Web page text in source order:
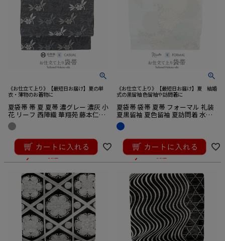
《お仕立て上り》【最短日お届け】夏の単
衣・薄物のお着物に
夏袋帯 帯 夏 夏帯 濃グレー 濃灰 小
花 リーフ 西陣織 華翔苑 藤本仁織
物 仕立て上がり 正絹 袋帯 未使用
新品
39,600のところ
35,640税込
《お仕立て上り》【最短日お届け】夏 結婚
式の黒留袖 色留袖や訪問着に
夏袋帯 袋帯 夏帯 フォーマル 礼装
夏黒留袖 夏色留袖 夏訪問着 水色
白 菊 梅 絽 樹織物 上田茂樹 仕立て
上がり 新品
44,000のところ
41,800税込